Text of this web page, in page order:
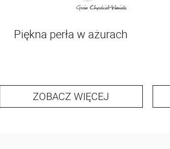
Piękna perła w ażurach
ZOBACZ WIĘCEJ